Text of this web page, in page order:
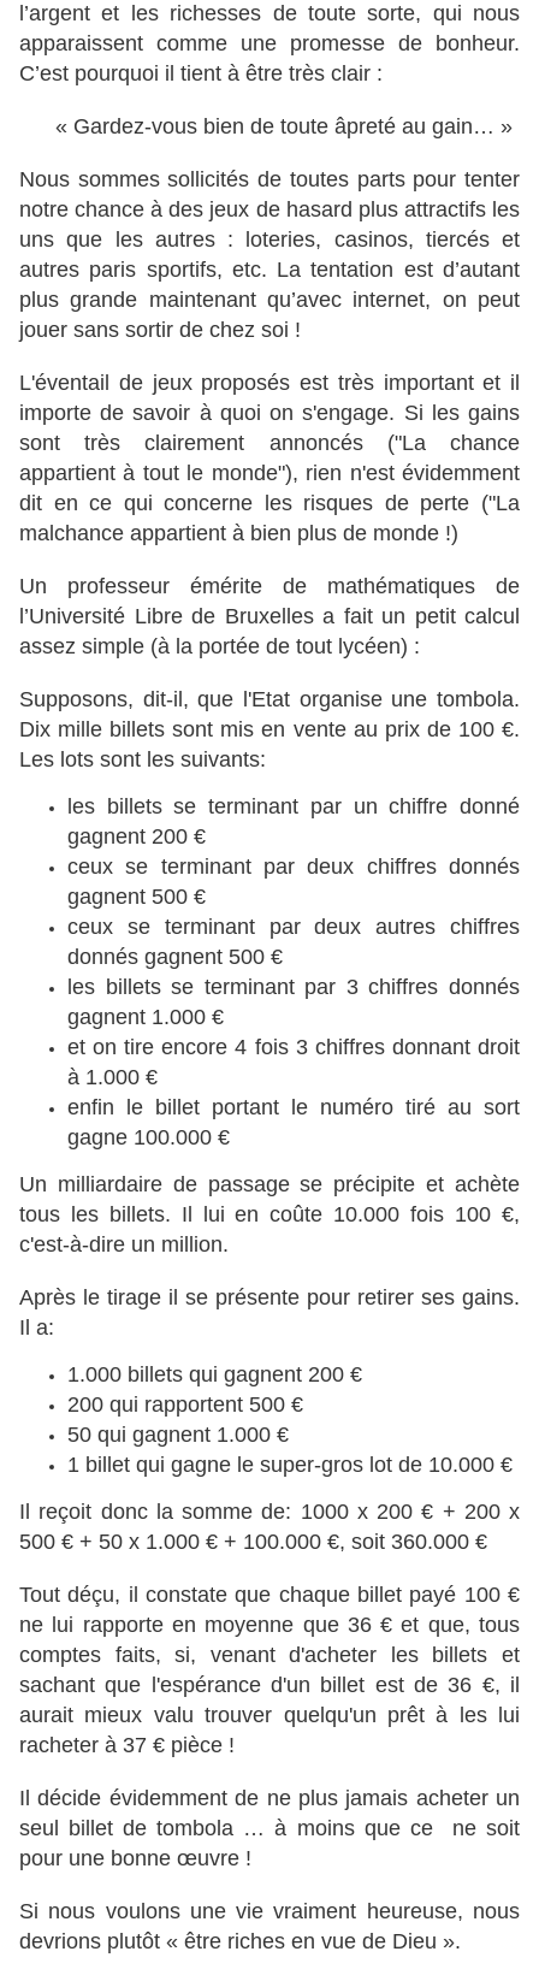
l’argent et les richesses de toute sorte, qui nous
apparaissent comme une promesse de bonheur.
C’est pourquoi il tient à être très clair :
« Gardez-vous bien de toute âpreté au gain… »
Nous sommes sollicités de toutes parts pour tenter
notre chance à des jeux de hasard plus attractifs les
uns que les autres : loteries, casinos, tiercés et
autres paris sportifs, etc. La tentation est d’autant
plus grande maintenant qu’avec internet, on peut
jouer sans sortir de chez soi !
L'éventail de jeux proposés est très important et il
importe de savoir à quoi on s'engage. Si les gains
sont très clairement annoncés ("La chance
appartient à tout le monde"), rien n'est évidemment
dit en ce qui concerne les risques de perte ("La
malchance appartient à bien plus de monde !)
Un professeur émérite de mathématiques de
l’Université Libre de Bruxelles a fait un petit calcul
assez simple (à la portée de tout lycéen) :
Supposons, dit-il, que l'Etat organise une tombola.
Dix mille billets sont mis en vente au prix de 100 €.
Les lots sont les suivants:
les billets se terminant par un chiffre donné
gagnent 200 €
ceux se terminant par deux chiffres donnés
gagnent 500 €
ceux se terminant par deux autres chiffres
donnés gagnent 500 €
les billets se terminant par 3 chiffres donnés
gagnent 1.000 €
et on tire encore 4 fois 3 chiffres donnant droit
à 1.000 €
enfin le billet portant le numéro tiré au sort
gagne 100.000 €
Un milliardaire de passage se précipite et achète
tous les billets. Il lui en coûte 10.000 fois 100 €,
c'est-à-dire un million.
Après le tirage il se présente pour retirer ses gains.
Il a:
1.000 billets qui gagnent 200 €
200 qui rapportent 500 €
50 qui gagnent 1.000 €
1 billet qui gagne le super-gros lot de 10.000 €
Il reçoit donc la somme de: 1000 x 200 € + 200 x
500 € + 50 x 1.000 € + 100.000 €, soit 360.000 €
Tout déçu, il constate que chaque billet payé 100 €
ne lui rapporte en moyenne que 36 € et que, tous
comptes faits, si, venant d'acheter les billets et
sachant que l'espérance d'un billet est de 36 €, il
aurait mieux valu trouver quelqu'un prêt à les lui
racheter à 37 € pièce !
Il décide évidemment de ne plus jamais acheter un
seul billet de tombola … à moins que ce ne soit
pour une bonne œuvre !
Si nous voulons une vie vraiment heureuse, nous
devrions plutôt « être riches en vue de Dieu ».